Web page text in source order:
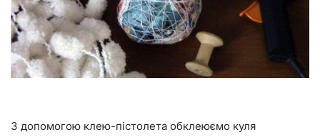
З допомогою клею-пістолета обклеюємо куля